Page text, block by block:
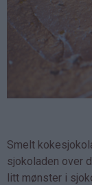
Smelt
sjokoladen over
litt mønster i